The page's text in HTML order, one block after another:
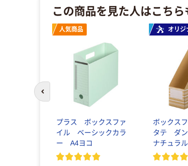
この商品を見た人はこち
人気商品
プラス ボックスファ
イル ベーシックカラ
ー A4ヨコ
オリジ
ボックス
タテ ダ
ナチュラ
前のスライドへ